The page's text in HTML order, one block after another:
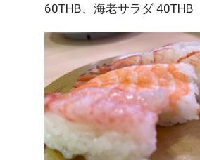
60THB、海老サラダ 40THB